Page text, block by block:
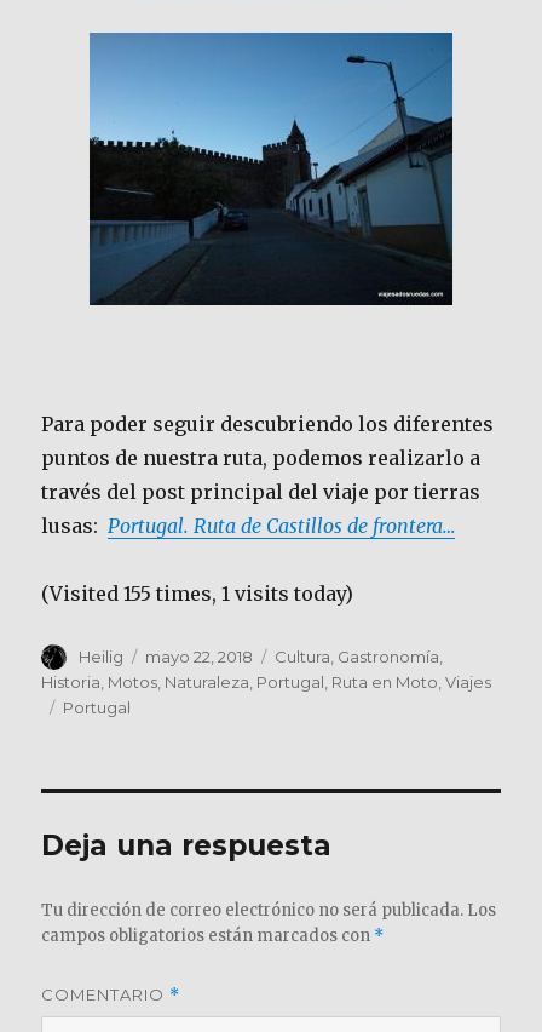
Para poder seguir descubriendo los diferentes
puntos de nuestra ruta, podemos realizarlo a
través del post principal del viaje por tierras
lusas:Portugal. Ruta de Castillos de frontera…
(Visited 155 times, 1 visits today)
Autor
Heilig
Publicado
el
mayo 22, 2018 Categorías
Cultura, Gastronomía,
Historia, Motos, Naturaleza, Portugal, Ruta en Moto,Viajes
Etiquetas
Portugal
Deja una respuesta
Tu dirección de correo electrónico no será publicada. Los
campos obligatorios están marcados con *
COMENTARIO *